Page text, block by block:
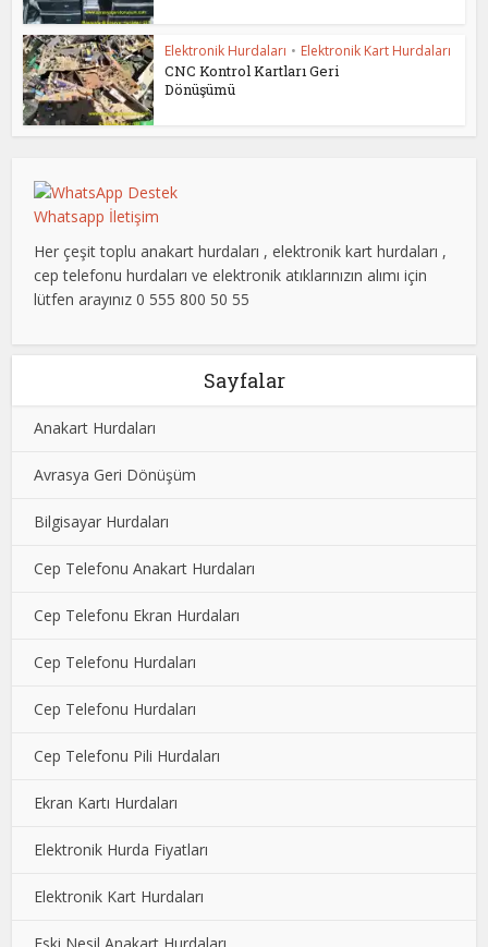
Elektronik Hurdaları • Elektronik Kart Hurdaları
CNC Kontrol Kartları Geri
Dönüşümü
Whatsapp İletişim
Her çeşit toplu anakart hurdaları , elektronik kart hurdaları ,
cep telefonu hurdaları ve elektronik atıklarınızın alımı için
lütfen arayınız 0 555 800 50 55
Sayfalar
Anakart Hurdaları
Avrasya Geri Dönüşüm
Bilgisayar Hurdaları
Cep Telefonu Anakart Hurdaları
Cep Telefonu Ekran Hurdaları
Cep Telefonu Hurdaları
Cep Telefonu Hurdaları
Cep Telefonu Pili Hurdaları
Ekran Kartı Hurdaları
Elektronik Hurda Fiyatları
Elektronik Kart Hurdaları